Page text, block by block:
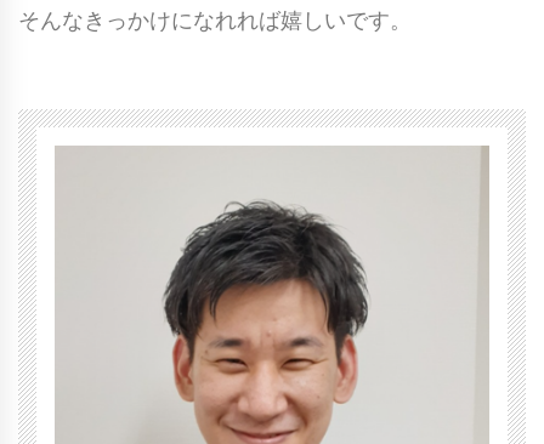
そんなきっかけになれれば嬉しいです。